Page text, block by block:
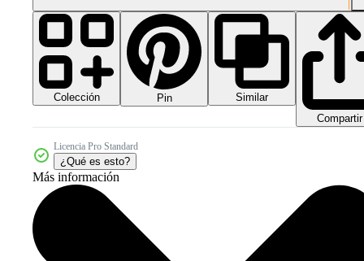
Colección Pin
Similar
Compartir
Licencia Pro Standard
¿Qué es esto?
Más información